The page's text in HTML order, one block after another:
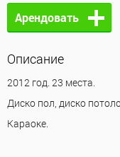
Арендовать
Описание
2012 год. 23 места.
Диско пол, диско
Караоке.